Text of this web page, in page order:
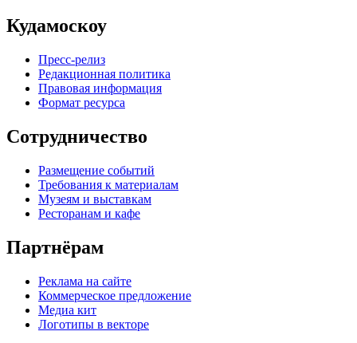
Кудамоскоу
Пресс-релиз
Редакционная политика
Правовая информация
Формат ресурса
Сотрудничество
Размещение событий
Требования к материалам
Музеям и выставкам
Ресторанам и кафе
Партнёрам
Реклама на сайте
Коммерческое предложение
Медиа кит
Логотипы в векторе